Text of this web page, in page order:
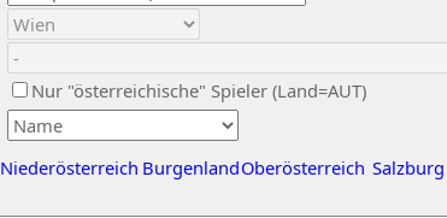
Nur "österreichische" Spieler (Land=AUT)
Niederösterreich BurgenlandOberösterreich Salzburg